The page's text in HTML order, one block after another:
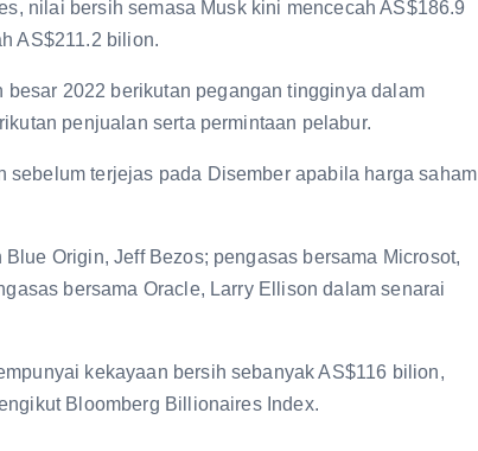
nilai bersih semasa Musk kini mencecah AS$186.9
AS$211.2 bilion.
2022 berikutan pegangan tingginya dalam
penjualan serta permintaan pelabur.
terjejas pada Disember apabila harga saham
Origin, Jeff Bezos; pengasas bersama Microsot,
bersama Oracle, Larry Ellison dalam senarai
kekayaan bersih sebanyak AS$116 bilion,
Bloomberg Billionaires Index.